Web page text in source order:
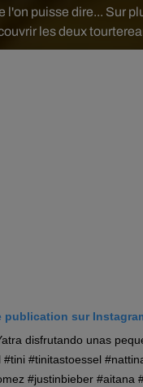
l'on puisse dire... Sur
les deux
publication sur
disfrutando unas
#tini #tinitastoessel
#justinbieber #aitana